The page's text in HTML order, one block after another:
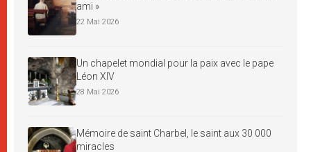
ami »
22 Mai 2026
Un chapelet mondial pour la paix avec le pape
Léon XIV
28 Mai 2026
Mémoire de saint Charbel, le saint aux 30 000
miracles